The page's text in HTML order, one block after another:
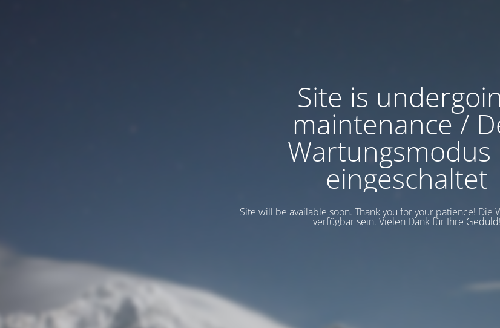
Site is
maintenance /
Wartungsmodus
eingeschaltet
Site will be available soon. Thank you for your patience! Die
verfügbar sein. Vielen Dank für Ihre Geduld!